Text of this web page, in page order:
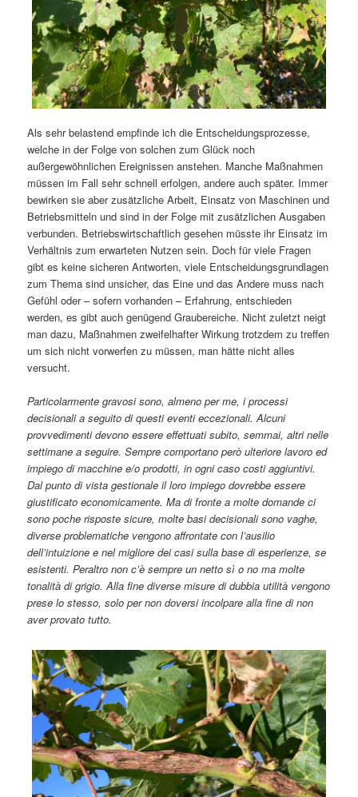
Als sehr belastend empfinde ich die Entscheidungsprozesse,
welche in der Folge von solchen zum Glück noch
außergewöhnlichen Ereignissen anstehen. Manche Maßnahmen
müssen im Fall sehr schnell erfolgen, andere auch später. Immer
bewirken sie aber zusätzliche Arbeit, Einsatz von Maschinen und
Betriebsmitteln und sind in der Folge mit zusätzlichen Ausgaben
verbunden. Betriebswirtschaftlich gesehen müsste ihr Einsatz im
Verhältnis zum erwarteten Nutzen sein. Doch für viele Fragen
gibt es keine sicheren Antworten, viele Entscheidungsgrundlagen
zum Thema sind unsicher, das Eine und das Andere muss nach
Gefühl oder – sofern vorhanden – Erfahrung, entschieden
werden, es gibt auch genügend Graubereiche. Nicht zuletzt neigt
man dazu, Maßnahmen zweifelhafter Wirkung trotzdem zu treffen
um sich nicht vorwerfen zu müssen, man hätte nicht alles
versucht.
Particolarmente gravosi sono, almeno per me, i processi
decisionali a seguito di questi eventi eccezionali. Alcuni
provvedimenti devono essere effettuati subito, semmai, altri nelle
settimane a seguire. Sempre comportano però ulteriore lavoro ed
impiego di macchine e/o prodotti, in ogni caso costi aggiuntivi.
Dal punto di vista gestionale il loro impiego dovrebbe essere
giustificato economicamente. Ma di fronte a molte domande ci
sono poche risposte sicure, molte basi decisionali sono vaghe,
diverse problematiche vengono affrontate con l’ausilio
dell’intuizione e nel migliore dei casi sulla base di esperienze, se
esistenti. Peraltro non c’è sempre un netto sì o no ma molte
tonalità di grigio. Alla fine diverse misure di dubbia utilità vengono
prese lo stesso, solo per non doversi incolpare alla fine di non
aver provato tutto.